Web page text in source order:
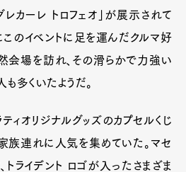
レカーレ トロフェオ」が展示されて
このイベントに足を運んだクルマ好
会場を訪れ、その滑らかで力強い
多くいたようだ。
ィオリジナルグッズのカプセルくじ
族連れに人気を集めていた。マセ
トライデント ロゴが入ったさまざま